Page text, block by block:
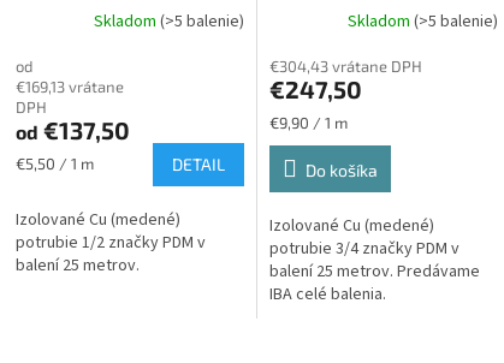
Skladom (>5 balenie)
od
€169,13 vrátane
DPH
od €137,50
Jednotková
€5,50 / 1 m DETAIL
Izolované Cu (medené)
potrubie 1/2 značky PDM v
balení 25 metrov.
Skladom (>5 balenie)
€304,43 vrátane DPH
€247,50
Jednotková
cena:
€9,90 / 1 m
Do košíka
Izolované Cu (medené)
potrubie 3/4 značky PDM v
balení 25 metrov. Predávame
IBA celé balenia.